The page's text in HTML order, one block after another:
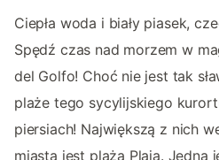
Ciepła woda i biały piasek,
Spędź czas nad morzem w
del Golfo! Choć nie jest tak
plaże tego sycylijskiego
piersiach! Największą z nich
miasta jest plaża Plaja. Jedna